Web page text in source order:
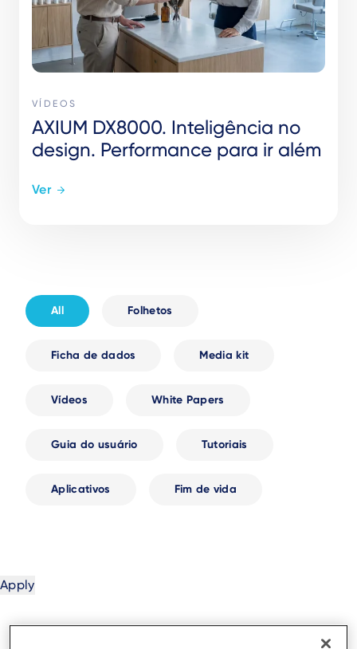
VÍDEOS
AXIUM DX8000. Inteligência no
design. Performance para ir além
Ver
All Folhetos
Ficha de dados Media kit
Vídeos White Papers
Guia do usuário Tutoriais
Aplicativos Fim de vida